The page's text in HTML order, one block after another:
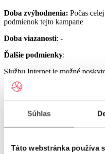
Súhlas
Táto webstránka používa
Doba zvýhodnenia: Počas
podmienok tejto kampane
Doba viazanosti: -
Ďalšie podmienky:
Službu Internet je možné
resp. zakúpeného modemu od
resp. podmienok aktuálne platnej
prenajatého resp. zakúpeného
UPC Internet.